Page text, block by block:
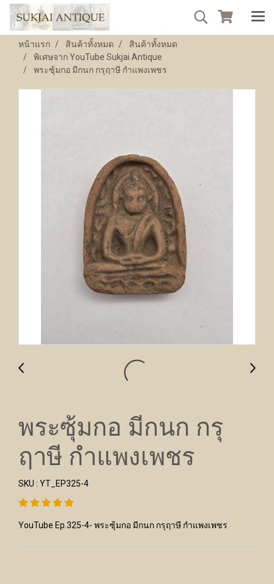
หน้าแรก สินค้าทั้งหมด
สินค้าทั้งหมด
พิเศษจาก YouTube Sukjai Antique
พระซุ้มกอ มีกนก กรุฤาษี กำแพงเพชร
พระซุ้มกอ มีกนก กรุ
ฤาษี กำแพงเพชร
SKU : YT_EP325-4
YouTube Ep.325-4- พระซุ้มกอ มีกนก กรุฤาษี กำแพงเพชร